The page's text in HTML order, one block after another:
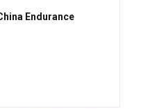
Endurance